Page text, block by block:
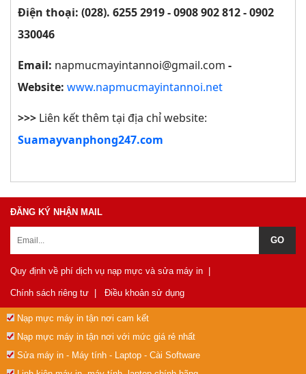
Điện thoại: (028). 6255 2919 - 0908 902 812 - 0902
330046
Email: napmucmayintannoi@gmail.com -
Website: www.napmucmayintannoi.net
>>> Liên kết thêm tại địa chỉ website:
Suamayvanphong247.com
ĐĂNG KÝ NHẬN MAIL
Quy định về phí dịch vụ nạp mực và sửa máy in |
Chính sách riêng tư | Điều khoản sử dụng
Nạp mực máy in tận nơi cam kết
Nạp mực máy in tận nơi với mức giá rẻ nhất
Sửa máy in - Máy tính - Laptop - Cài Software